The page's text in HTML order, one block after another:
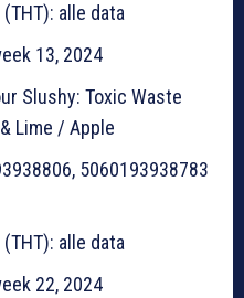
alle data
13, 2024
Slushy: Toxic Waste
Lime / Apple
5060193938783
alle data
22, 2024